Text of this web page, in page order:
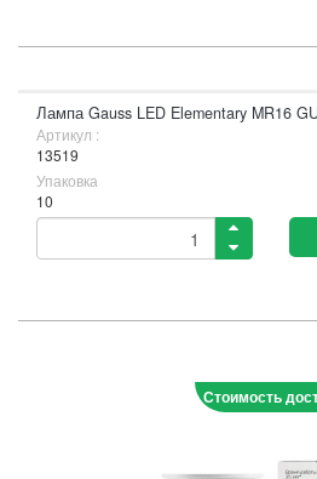
Лампа Gauss LED Elementary MR16
Артикул :
13519
Упаковка
10
Стоимость